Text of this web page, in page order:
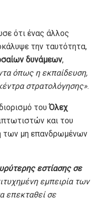
ότι ένας άλλος
την ταυτότητα,
δυνάμεων,
όπως η εκπαίδευση,
στρατολόγησης».
τουΌλεχ
και του
των μη επανδρωμένων
εστίασης σε
εμπειρία των
επεκταθεί σε